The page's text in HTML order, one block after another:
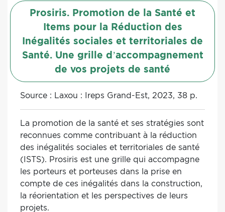
Prosiris. Promotion de la Santé et
Items pour la Réduction des
Inégalités sociales et territoriales de
Santé. Une grille d’accompagnement
de vos projets de santé
Source : Laxou : Ireps Grand-Est, 2023, 38 p.
La promotion de la santé et ses stratégies sont
reconnues comme contribuant à la réduction
des inégalités sociales et territoriales de santé
(ISTS). Prosiris est une grille qui accompagne
les porteurs et porteuses dans la prise en
compte de ces inégalités dans la construction,
la réorientation et les perspectives de leurs
projets.